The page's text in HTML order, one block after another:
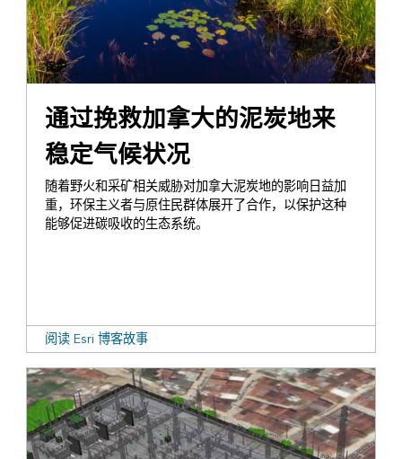
保护
通过挽救加拿大的泥炭地来
稳定气候状况
随着野火和采矿相关威胁对加拿大泥炭地的影响日益加
重，环保主义者与原住民群体展开了合作，以保护这种
能够促进碳吸收的生态系统。
阅读 Esri 博客故事